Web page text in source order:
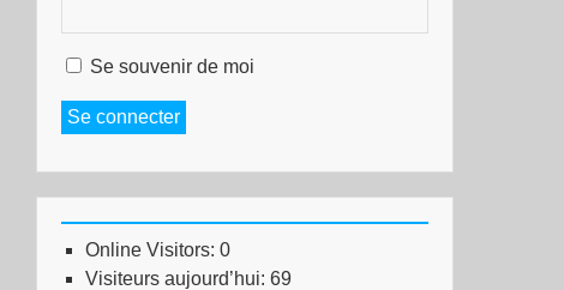
Se souvenir de moi
Se connecter
Online Visitors: 0
Visiteurs aujourd’hui: 69